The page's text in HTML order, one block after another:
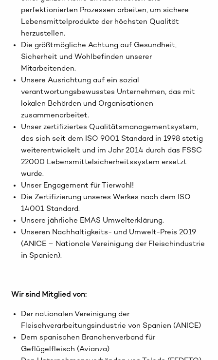
perfektionierten Prozessen arbeiten, um sichere
Lebensmittelprodukte der höchsten Qualität
herzustellen.
Die größtmögliche Achtung auf Gesundheit,
Sicherheit und Wohlbefinden unserer
Mitarbeitenden.
Unsere Ausrichtung auf ein sozial
verantwortungsbewusstes Unternehmen, das mit
lokalen Behörden und Organisationen
zusammenarbeitet.
Unser zertifiziertes Qualitätsmanagementsystem,
das sich seit dem ISO 9001 Standard in 1998 stetig
weiterentwickelt und im Jahr 2014 durch das FSSC
22000 Lebensmittelsicherheitssystem ersetzt
wurde.
Unser Engagement für Tierwohl!
Die Zertifizierung unseres Werkes nach dem ISO
14001 Standard.
Unsere jährliche EMAS Umwelterklärung.
Unseren Nachhaltigkeits- und Umwelt-Preis 2019
(ANICE – Nationale Vereinigung der Fleischindustrie
in Spanien).
Wir sind Mitglied von:
Der nationalen Vereinigung der
Fleischverarbeitungsindustrie von Spanien (ANICE)
Dem spanischen Branchenverband für
Geflügelfleisch (Avianza)